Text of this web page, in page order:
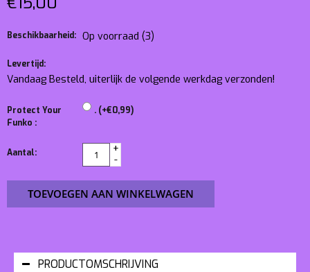
Beschikbaarheid: Op voorraad (3)
Levertijd:
Vandaag Besteld, uiterlijk de volgende werkdag verzonden!
Protect Your
Funko :
. (+€0,99)
Aantal:
+
-
TOEVOEGEN AAN WINKELWAGEN
PRODUCTOMSCHRIJVING